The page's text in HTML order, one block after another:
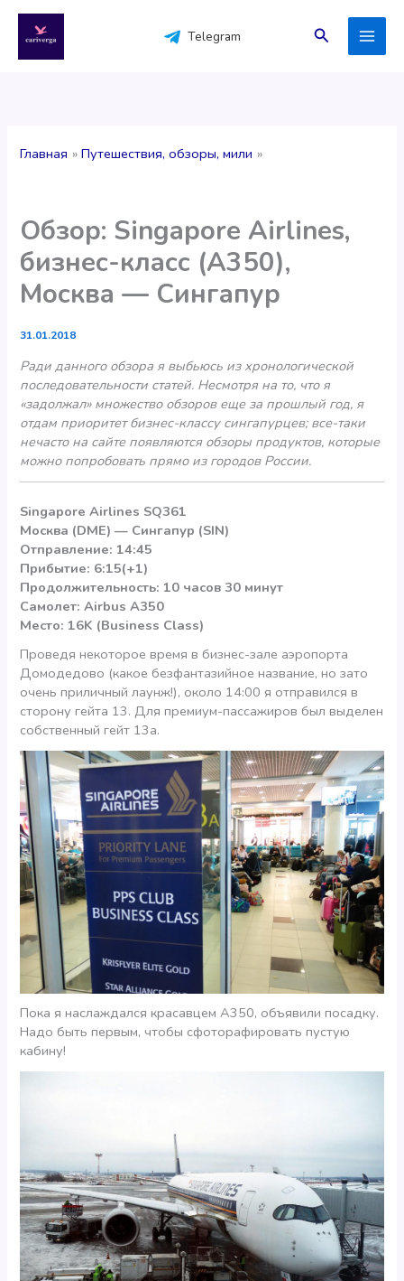
содержимому
Telegram Поиск
Главная Путешествия, обзоры, мили
Обзор: Singapore Airlines,
бизнес-класс (А350),
Москва — Сингапур
31.01.2018
Ради данного обзора я выбьюсь из хронологической
последовательности статей. Несмотря на то, что я
«задолжал» множество обзоров еще за прошлый год, я
отдам приоритет бизнес-классу сингапурцев; все-таки
нечасто на сайте появляются обзоры продуктов, которые
можно попробовать прямо из городов России.
Singapore Airlines SQ361
Москва (DME) — Сингапур (SIN)
Отправление: 14:45
Прибытие: 6:15(+1)
Продолжительность: 10 часов 30 минут
Самолет: Airbus A350
Место: 16K (Business Class)
Проведя некоторое время в бизнес-зале аэропорта
Домодедово (какое безфантазийное название, но зато
очень приличный лаунж!), около 14:00 я отправился в
сторону гейта 13. Для премиум-пассажиров был выделен
собственный гейт 13а.
Пока я наслаждался красавцем А350, объявили посадку.
Надо быть первым, чтобы сфоторафировать пустую
кабину!